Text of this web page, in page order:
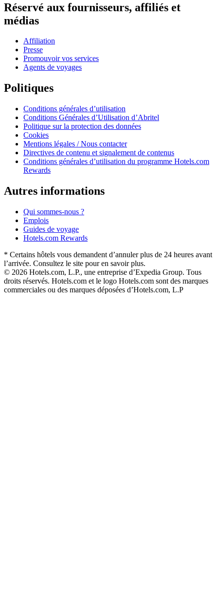
Réservé aux fournisseurs, affiliés et
médias
Affiliation
Presse
Promouvoir vos services
Agents de voyages
Politiques
Conditions générales d’utilisation
Conditions Générales d’Utilisation d’Abritel
Politique sur la protection des données
Cookies
Mentions légales / Nous contacter
Directives de contenu et signalement de contenus
Conditions générales d’utilisation du programme Hotels.com
Rewards
Autres informations
Qui sommes-nous ?
Emplois
Guides de voyage
Hotels.com Rewards
* Certains hôtels vous demandent d’annuler plus de 24 heures avant
l’arrivée. Consultez le site pour en savoir plus.
© 2026 Hotels.com, L.P., une entreprise d’Expedia Group. Tous
droits réservés. Hotels.com et le logo Hotels.com sont des marques
commerciales ou des marques déposées d’Hotels.com, L.P